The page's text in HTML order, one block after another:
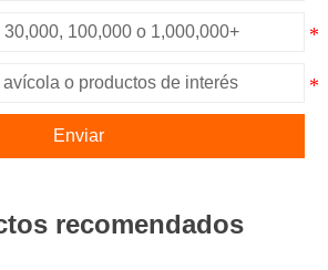
Enviar
recomendados